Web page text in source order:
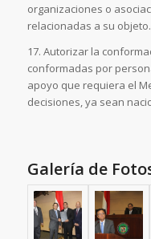
organizaciones o
relacionadas a su objeto.
17. Autorizar la
conformadas por
apoyo que requiera el
decisiones, ya sean
Galería de